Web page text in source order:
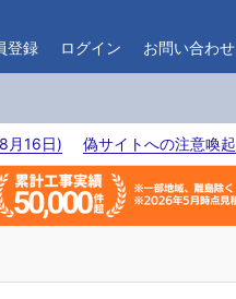
登録 ログイン お問い合わせ
月16日) 偽サイトへの注意喚起